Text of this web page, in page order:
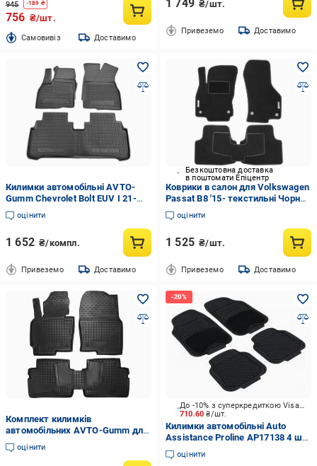
945 -189 ₴
756 ₴/шт.
Cамовивіз Доставимо
1 749 ₴/шт.
Привеземо Доставимо
Килимки автомобільні AVTO-
Gumm Chevrolet Bolt EUV I 21-
Чорний (12097)
оцінити
1 652 ₴/компл.
Привеземо Доставимо
Безкоштовна доставка
в поштомати Епіцентр
Коврики в салон для Volkswagen
Passat B8 '15- текстильні Чорний
(157483)
оцінити
1 525 ₴/шт.
Привеземо Доставимо
Комплект килимків
автомобільних AVTO-Gumm для
Mazda CX-5 I 12-17 Чорний
(11221)
оцінити
710.60₴/шт.
До -10% з суперкредиткою Visa Вигода
Килимки автомобільні Auto
Assistance Proline AP17138 4 шт.
з текстильними вставками
універсальні
оцінити